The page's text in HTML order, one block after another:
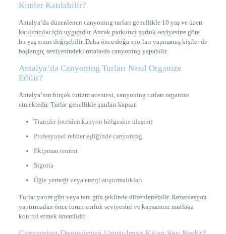
Kimler Katılabilir?
Antalya’da düzenlenen canyoning turları genellikle 10 yaş ve üzeri
katılımcılar için uygundur. Ancak parkurun zorluk seviyesine göre
bu yaş sınırı değişebilir. Daha önce doğa sporları yapmamış kişiler de
başlangıç seviyesindeki rotalarda canyoning yapabilir.
Antalya’da Canyoning Turları Nasıl Organize
Edilir?
Antalya’nın birçok turizm acentesi, canyoning turları organize
etmektedir. Turlar genellikle şunları kapsar:
Transfer (otelden kanyon bölgesine ulaşım)
Profesyonel rehber eşliğinde canyoning
Ekipman temini
Sigorta
Öğle yemeği veya enerji atıştırmalıkları
Turlar yarım gün veya tam gün şeklinde düzenlenebilir. Rezervasyon
yaptırmadan önce turun zorluk seviyesini ve kapsamını mutlaka
kontrol etmek önemlidir.